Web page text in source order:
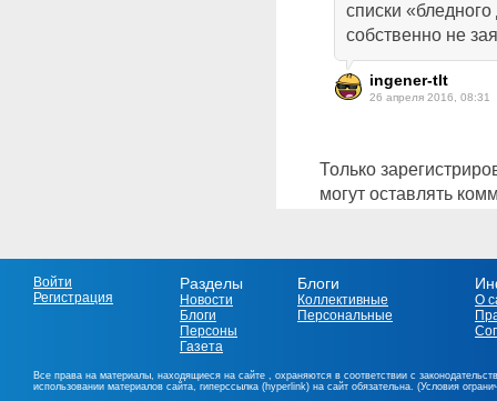
списки
собственно не
ingener-tlt
26 апреля 2016, 08:31
Только
могут оставлять
Войти
Регистрация
Разделы
Новости
Блоги
Персоны
Газета
Блоги
Коллективные
Персональные
О
Все права на материалы, находящиеся на сайте , охраняются в соответствии с
использовании материалов сайта, гиперссылка (hyperlink) на сайт обязательна. (Условия